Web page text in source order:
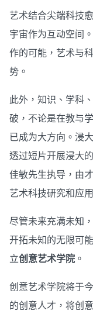
艺术结合尖端科技
宇宙作为互动空间
作的可能，艺术与
势。
此外，知识、学科
破，不论是在教与
已成为大方向。浸
透过短片开展浸大
佳敏先生执导，由
艺术科技研究和应
尽管未来充满未知
开拓未知的无限可
立创意艺术学院 。
创意艺术学院将于
的创意人才，将创